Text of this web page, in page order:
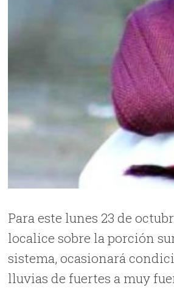
Para este lunes 23 de
localice sobre la porción
sistema, ocasionará
lluvias de fuertes a muy